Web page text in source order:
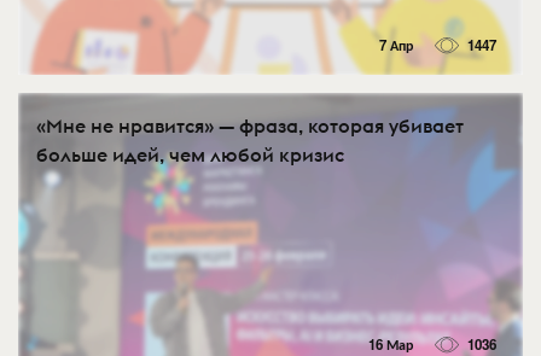
7 Апр 1447
«Мне не нравится» — фраза, которая убивает
больше идей, чем любой кризис
16 Мар 1036